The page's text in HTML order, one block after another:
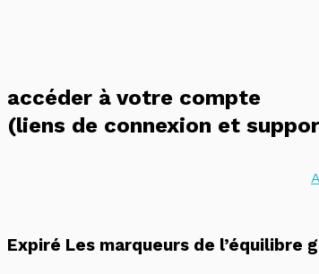
accéder à votre compte
(liens de connexion et
Expiré Les marqueurs de l’équilibre